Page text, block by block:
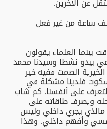
عن الآخرين.
ساعة من غير فعل
بينما العلماء يقولون
يبدو نشطا وسيدنا محمد
الصمت ففيه خير
فلدينا مشكلة في
على أنفسنا. كم شاب
ويصرف طاقاته على
يجري داخلي وليس
وأفهم داخلي. وهذا